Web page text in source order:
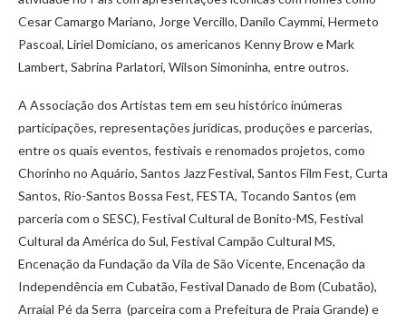
Cesar Camargo Mariano, Jorge Vercillo, Danilo Caymmi, Hermeto
Pascoal, Liriel Domiciano, os americanos Kenny Brow e Mark
Lambert, Sabrina Parlatori, Wilson Simoninha, entre outros.
A Associação dos Artistas tem em seu histórico inúmeras
participações, representações jurídicas, produções e parcerias,
entre os quais eventos, festivais e renomados projetos, como
Chorinho no Aquário, Santos Jazz Festival, Santos Film Fest, Curta
Santos, Rio-Santos Bossa Fest, FESTA, Tocando Santos (em
parceria com o SESC), Festival Cultural de Bonito-MS, Festival
Cultural da América do Sul, Festival Campão Cultural MS,
Encenação da Fundação da Vila de São Vicente, Encenação da
Independência em Cubatão, Festival Danado de Bom (Cubatão),
Arraial Pé da Serra (parceira com a Prefeitura de Praia Grande) e